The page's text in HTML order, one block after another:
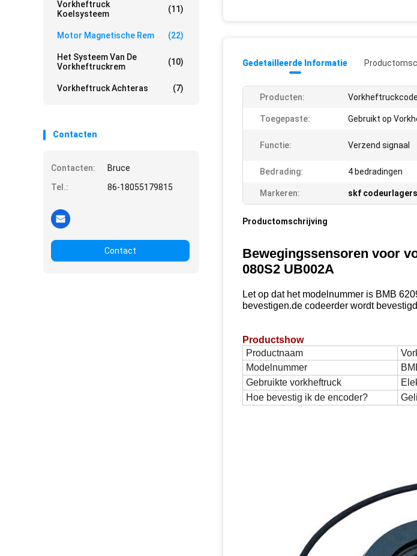
Vorkheftruck
Koelsysteem
(11)
Motor Magnetische Rem (22)
Het Systeem Van De
Vorkheftruckrem
(10)
Vorkheftruck Achteras (7)
Contacten
Contacten:
Bruce
Tel.:
86-18055179815
Contact
Gedetailleerde Informatie
Producten:
Toegepaste: Gebruikt op
Functie: Verzend signaal
Bedrading: 4 bedradingen
Markeren: skf codeurlagers
Productomschrijving
Bewegingssensoren voor
080S2 UB002A
Let op dat het modelnummer is BMB
bevestigen.de codeerder wordt
Productshow
Productnaam
Modelnummer
Gebruikte vorkheftruck
Hoe bevestig ik de encoder?